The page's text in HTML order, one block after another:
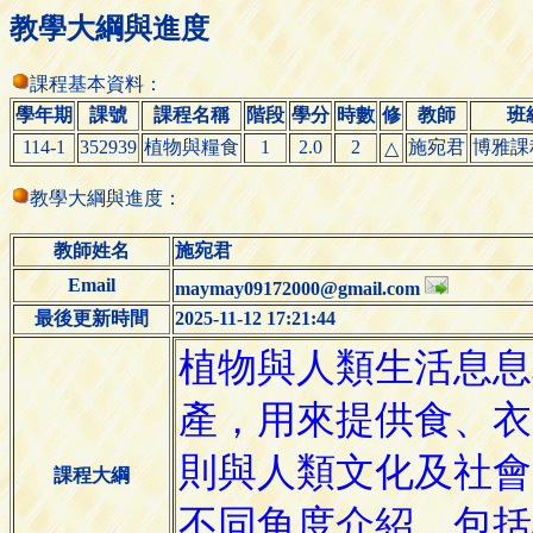
教學大綱與進度
課程基本資料：
學年期
課號 課程名稱 階段 學分 時數 修 教師
班
114-1
352939 植物與糧食 1 2.0 2 △ 施宛君 博雅
教學大綱與進度：
教師姓名
施宛君
Email
maymay09172000@gmail.com
最後更新時間
2025-11-12 17:21:44
課程大綱